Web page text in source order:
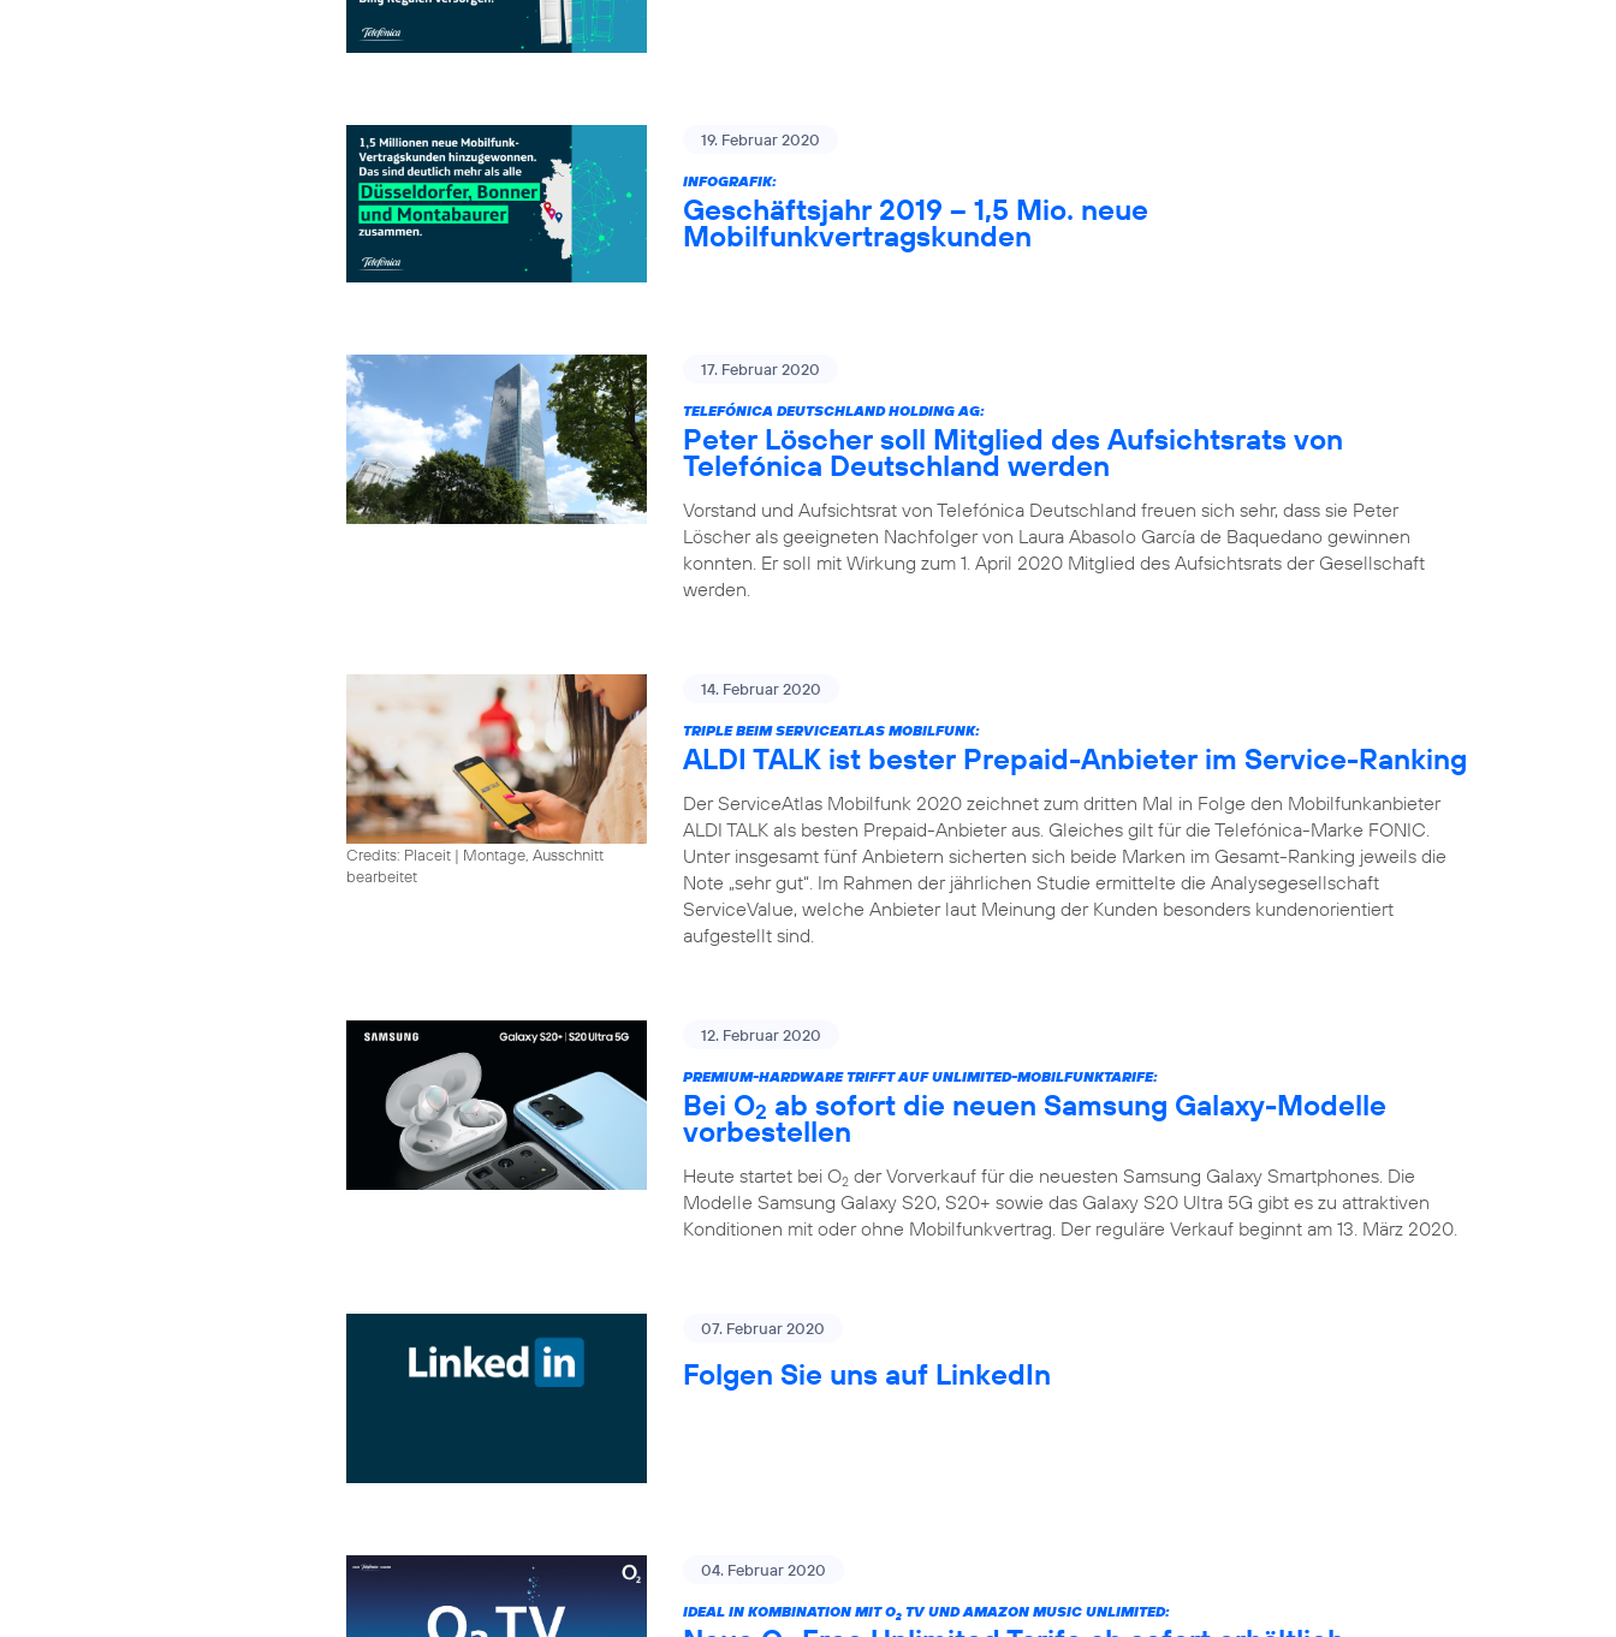
19. Februar 2020
INFOGRAFIK:
Geschäftsjahr 2019 – 1,5 Mio. neue
Mobilfunkvertragskunden
17. Februar 2020
TELEFÓNICA DEUTSCHLAND HOLDING AG:
Peter Löscher soll Mitglied des Aufsichtsrats von
Telefónica Deutschland werden
Vorstand und Aufsichtsrat von Telefónica Deutschland freuen sich sehr, dass sie Peter
Löscher als geeigneten Nachfolger von Laura Abasolo García de Baquedano gewinnen
konnten. Er soll mit Wirkung zum 1. April 2020 Mitglied des Aufsichtsrats der Gesellschaft
werden.
Credits: Placeit | Montage, Ausschnitt
bearbeitet
14. Februar 2020
TRIPLE BEIM SERVICEATLAS MOBILFUNK:
ALDI TALK ist bester Prepaid-Anbieter im Service-Ranking
Der ServiceAtlas Mobilfunk 2020 zeichnet zum dritten Mal in Folge den Mobilfunkanbieter
ALDI TALK als besten Prepaid-Anbieter aus. Gleiches gilt für die Telefónica-Marke FONIC.
Unter insgesamt fünf Anbietern sicherten sich beide Marken im Gesamt-Ranking jeweils die
Note „sehr gut“. Im Rahmen der jährlichen Studie ermittelte die Analysegesellschaft
ServiceValue, welche Anbieter laut Meinung der Kunden besonders kundenorientiert
aufgestellt sind.
12. Februar 2020
PREMIUM-HARDWARE TRIFFT AUF UNLIMITED-MOBILFUNKTARIFE:
Bei O2 ab sofort die neuen Samsung Galaxy-Modelle
vorbestellen
Heute startet bei O2 der Vorverkauf für die neuesten Samsung Galaxy Smartphones. Die
Modelle Samsung Galaxy S20, S20+ sowie das Galaxy S20 Ultra 5G gibt es zu attraktiven
Konditionen mit oder ohne Mobilfunkvertrag. Der reguläre Verkauf beginnt am 13. März 2020.
07. Februar 2020
Folgen Sie uns auf LinkedIn
04. Februar 2020
IDEAL IN KOMBINATION MIT O2 TV UND AMAZON MUSIC UNLIMITED: